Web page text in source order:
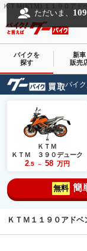
ただいま、 109
バイクを
探す
新車
販売
バイ
ＫＴＭ
ＫＴＭ ３９０デューク
2.5 ～ 58 万円
無料 簡
ＫＴＭ１１９０アド